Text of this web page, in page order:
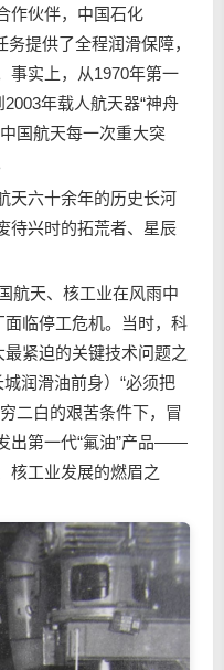
伙伴，中国石化
务提供了全程润滑保障，
事实上，从1970年第一
年载人航天器“神舟
国航天每一次重大突
天六十余年的历史长河
待兴时的拓荒者、星辰
天、核工业在风雨中
面临停工危机。当时，科
最紧迫的关键技术问题之
城润滑油前身）“必须把
二白的艰苦条件下，冒
出第一代“氟油”产品——
核工业发展的燃眉之